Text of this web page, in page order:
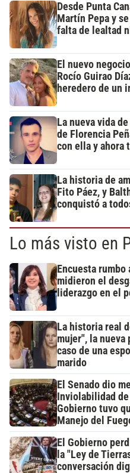
Desde Punta
Martín Pepa y
falta de lealtad
El nuevo
Rocío Guirao
heredero de un
La nueva vida
de Florencia
con ella y ahora
La historia de
Fito Páez, y
conquistó a
Lo más visto en
Encuesta
midieron el
liderazgo en el
La historia real
mujer", la nueva
caso de una
marido
El Senado dio
Inviolabilidad de
Gobierno tuvo
Manejo del
El Gobierno
la "Ley de
conversación